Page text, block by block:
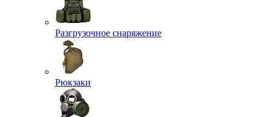
Разгрузочное снаряжение
Рюкзаки